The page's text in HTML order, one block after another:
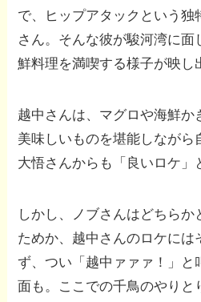
で、ヒップアタックという独
さん。そんな彼が駿河湾に面
鮮料理を満喫する様子が映し
越中さんは、マグロや海鮮か
美味しいものを堪能しながら
大悟さんからも「良いロケ」
しかし、ノブさんはどちら
ためか、越中さんのロケには
ず、つい「越中ァァァ！」と
面も。ここでの千鳥のやりと